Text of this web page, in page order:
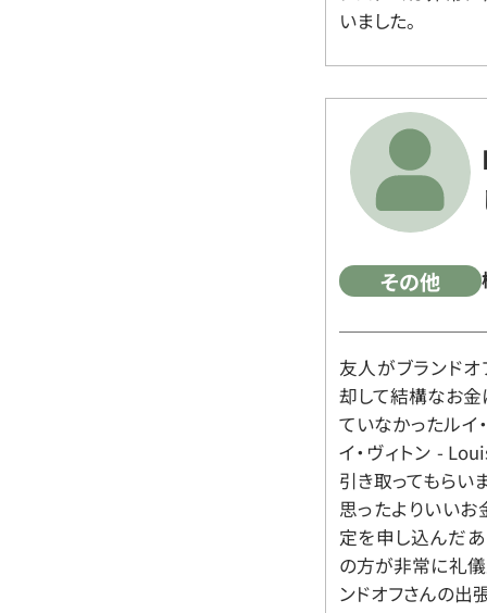
いました。
その他
友人がブランド
却して結構なお金
ていなかったルイ
イ・ヴィトン -
引き取ってもらい
思ったよりいいお
定を申し込んだ
の方が非常に礼儀
ンドオフさんの出